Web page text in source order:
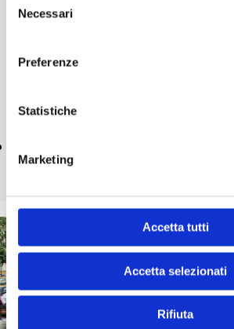
delNecessari
Preferenze
Statistiche
Marketing
Accetta tutti
Accetta selezionati
Rifiuta
Cosa fare quando un anziano vive
Trasformiamo le idee in progetti e i
Yellow Boat è il partner per Enti e